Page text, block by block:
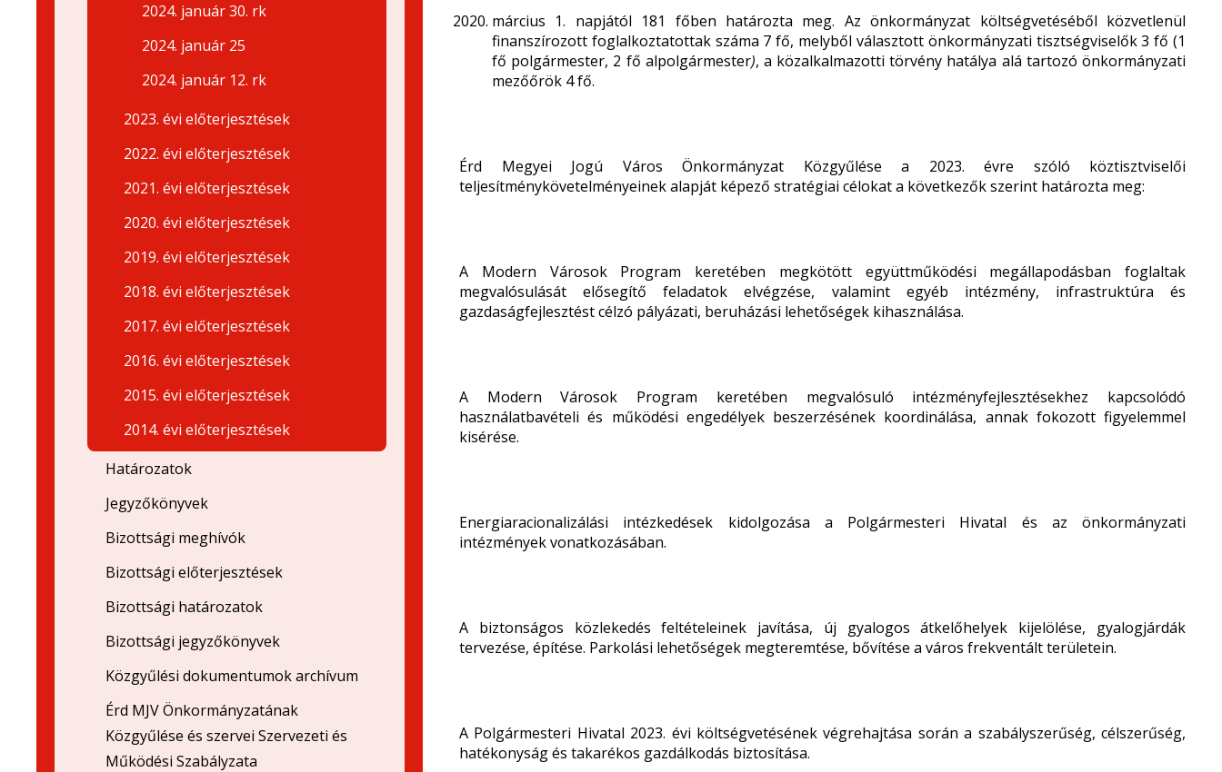
március 1. napjától 181 főben határozta meg. Az önkormányzat költségvetéséből közvetlenül
finanszírozott foglalkoztatottak száma 7 fő, melyből választott önkormányzati tisztségviselők 3 fő (1
fő polgármester, 2 fő alpolgármester), a közalkalmazotti törvény hatálya alá tartozó önkormányzati
mezőőrök 4 fő.
Érd Megyei Jogú Város Önkormányzat Közgyűlése a 2023. évre szóló köztisztviselői
teljesítménykövetelményeinek alapját képező stratégiai célokat a következők szerint határozta meg:
A Modern Városok Program keretében megkötött együttműködési megállapodásban foglaltak
megvalósulását elősegítő feladatok elvégzése, valamint egyéb intézmény, infrastruktúra és
gazdaságfejlesztést célzó pályázati, beruházási lehetőségek kihasználása.
A Modern Városok Program keretében megvalósuló intézményfejlesztésekhez kapcsolódó
használatbavételi és működési engedélyek beszerzésének koordinálása, annak fokozott figyelemmel
kisérése.
Energiaracionalizálási intézkedések kidolgozása a Polgármesteri Hivatal és az önkormányzati
intézmények vonatkozásában.
A biztonságos közlekedés feltételeinek javítása, új gyalogos átkelőhelyek kijelölése, gyalogjárdák
tervezése, építése. Parkolási lehetőségek megteremtése, bővítése a város frekventált területein.
A Polgármesteri Hivatal 2023. évi költségvetésének végrehajtása során a szabályszerűség, célszerűség,
hatékonyság és takarékos gazdálkodás biztosítása.
2024. január 30. rk
2024. január 25
2024. január 12. rk
2023. évi előterjesztések
2022. évi előterjesztések
2021. évi előterjesztések
2020. évi előterjesztések
2019. évi előterjesztések
2018. évi előterjesztések
2017. évi előterjesztések
2016. évi előterjesztések
2015. évi előterjesztések
2014. évi előterjesztések
Határozatok
Jegyzőkönyvek
Bizottsági meghívók
Bizottsági előterjesztések
Bizottsági határozatok
Bizottsági jegyzőkönyvek
Közgyűlési dokumentumok archívum
Érd MJV Önkormányzatának
Közgyűlése és szervei Szervezeti és
Működési Szabályzata